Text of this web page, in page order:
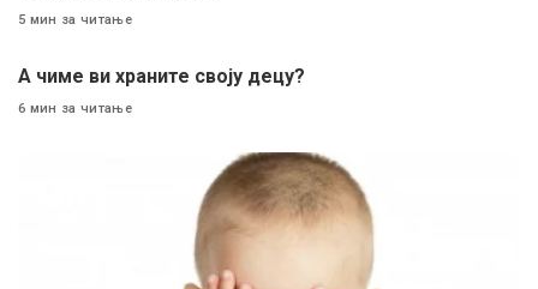
5 мин за читање
A чиме ви храните своју децу?
6 мин за читање